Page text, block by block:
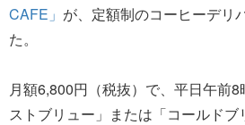
CAFE」 が、定額制のコーヒーデリ
た。
月額6,800円（税抜）で、平日午前
ストブリュー」または「コールドブ